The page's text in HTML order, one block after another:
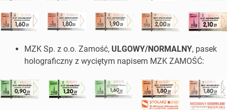
MZK Sp. z o.o. Zamość, ULGOWY/NORMALNY, pasek
holograficzny z wyciętym napisem MZK ZAMOŚĆ: